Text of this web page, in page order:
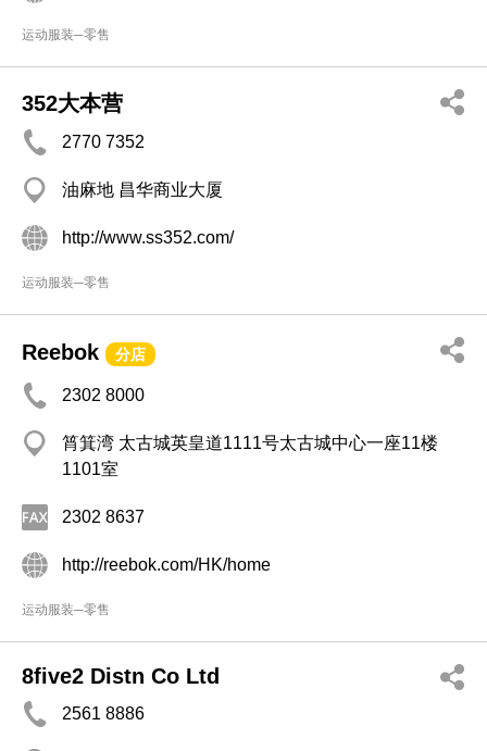
运动服装─零售
352大本营
2770 7352
油麻地 昌华商业大厦
http://www.ss352.com/
运动服装─零售
Reebok 分店
2302 8000
筲箕湾 太古城英皇道1111号太古城中心一座11楼
1101室
2302 8637
http://reebok.com/HK/home
运动服装─零售
8five2 Distn Co Ltd
2561 8886